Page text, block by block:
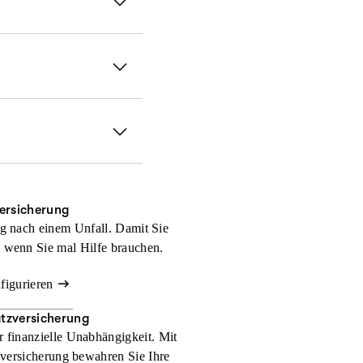
nicht denkt. Mit
nach einem Unfall. Damit Sie
Sie mal Hilfe brauchen.
finanzielle Unabhängigkeit. Mit
bewahren Sie Ihre